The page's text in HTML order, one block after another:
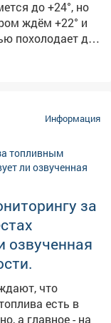
примет:
к
проживёте без
Информация
за
озвученная
что
есть в
а главное - на